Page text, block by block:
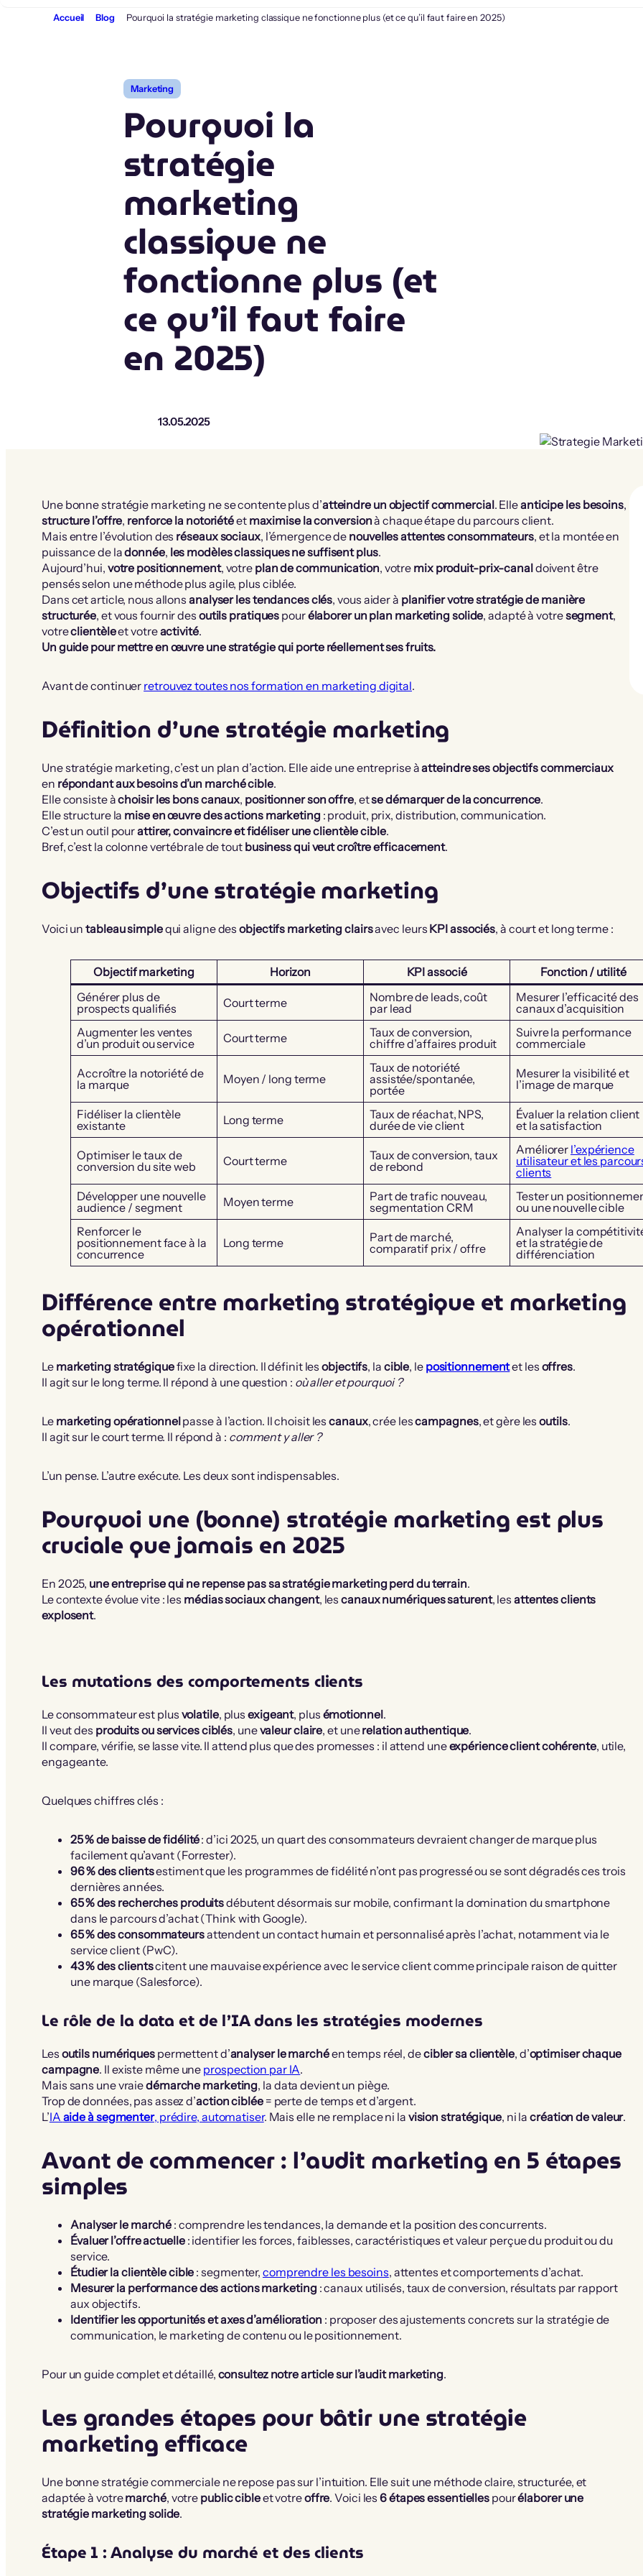
Accueil Blog Pourquoi la stratégie marketing classique ne fonctionne plus (et ce qu’il faut faire en 2025)
Marketing
Pourquoi la
stratégie
marketing
classique ne
fonctionne plus (et
ce qu’il faut faire
en 2025)
13.05.2025
Une bonne stratégie marketing ne se contente plus d’atteindre un objectif commercial. Elleanticipe les besoins,
structure l’offre, renforce la notoriétéet maximise la conversionà chaque étape du parcours client.
Mais entre l’évolution des réseaux sociaux, l’émergence de nouvelles attentes consommateurs, et la montée en
puissance de ladonnée, les modèles classiques ne suffisent plus.
Aujourd’hui, votre positionnement, votre plan de communication, votre mix produit-prix-canaldoivent être
pensés selon une méthode plus agile, plus ciblée.
Dans cet article, nous allons analyser les tendances clés, vous aider à planifier votre stratégie de manière
structurée, et vous fournir des outils pratiques pourélaborer un plan marketing solide, adapté à votresegment,
votreclientèleet votreactivité.
Un guide pour mettre en œuvre une stratégie qui porte réellement ses fruits.
Avant de continuer retrouvez toutes nos formation en marketing digital.
Définition d’une stratégie marketing
Une stratégie marketing, c’est un plan d’action. Elle aide une entreprise àatteindre ses objectifs commerciaux
en répondant aux besoins d’un marché cible.
Elle consiste àchoisir les bons canaux, positionner son offre, etse démarquer de la concurrence.
Elle structure la mise en œuvre des actions marketing : produit, prix, distribution, communication.
C’est un outil pourattirer, convaincre et fidéliser une clientèle cible.
Bref, c’est la colonne vertébrale de tout business qui veut croître efficacement.
Objectifs d’une stratégie marketing
Voici untableau simplequi aligne desobjectifs marketing clairsavec leurs KPI associés, à court et long terme :
Objectif marketing Horizon KPI associé
Fonction / utilité
Générer plus de
prospects qualifiés
Court terme
Nombre de leads, coût
par lead
Mesurer l’efficacité des
canaux d’acquisition
Augmenter les ventes
d’un produit ou service
Court terme
Taux de conversion,
chiffre d’affaires produit
Suivre la performance
commerciale
Accroître la notoriété de
la marque
Moyen / long terme
Taux de notoriété
assistée/spontanée,
portée
Mesurer la visibilité et
l’image de marque
Fidéliser la clientèle
existante
Long terme
Taux de réachat, NPS,
durée de vie client
Évaluer la relation client
et la satisfaction
Optimiser le taux de
conversion du site web
Court terme
Taux de conversion, taux
de rebond
Améliorer l’expérience
utilisateur et les
clients
Développer une nouvelle
audience / segment
Moyen terme
Part de trafic nouveau,
segmentation CRM
Tester un
ou une nouvelle cible
Renforcer le
positionnement face à la
concurrence
Long terme
Part de marché,
comparatif prix / offre
Analyser la
et la stratégie de
différenciation
Différence entre marketing stratégique et marketing
opérationnel
Le marketing stratégiquefixe la direction. Il définit lesobjectifs, la cible, le positionnementet les offres.
Il agit sur le long terme. Il répond à une question : où aller et pourquoi ?
Le marketing opérationnelpasse à l’action. Il choisit lescanaux, crée lescampagnes, et gère lesoutils.
Il agit sur le court terme. Il répond à : comment y aller ?
L’un pense. L’autre exécute. Les deux sont indispensables.
Pourquoi une (bonne) stratégie marketing est plus
cruciale que jamais en 2025
En 2025, une entreprise qui ne repense pas sa stratégie marketing perd du terrain.
Le contexte évolue vite : les médias sociaux changent, lescanaux numériques saturent, les attentes clients
explosent.
Les mutations des comportements clients
Le consommateur est plus volatile, plusexigeant, plus émotionnel.
Il veut des produits ou services ciblés, unevaleur claire, et unerelation authentique.
Il compare, vérifie, se lasse vite. Il attend plus que des promesses : il attend uneexpérience client cohérente, utile,
engageante.
Quelques chiffres clés :
25 % de baisse de fidélité: d’ici 2025, un quart des consommateurs devraient changer de marque plus
facilement qu’avant (Forrester).
96 % des clientsestiment que les programmes de fidélité n’ont pas progressé ou se sont dégradés ces trois
dernières années.
65 % des recherches produitsdébutent désormais sur mobile, confirmant la domination du smartphone
dans le parcours d’achat (Think with Google).
65 % des consommateursattendent un contact humain et personnalisé après l’achat, notamment via le
service client (PwC).
43 % des clientscitent une mauvaise expérience avec le service client comme principale raison de quitter
une marque (Salesforce).
Le rôle de la data et de l’IA dans les stratégies modernes
Les outils numériquespermettent d’analyser le marchéen temps réel, decibler sa clientèle, d’optimiser chaque
campagne. Il existe même une prospection par IA.
Mais sans une vraiedémarche marketing, la data devient un piège.
Trop de données, pas assez d’action ciblée= perte de temps et d’argent.
L’IA aide à segmenter, prédire, automatiser. Mais elle ne remplace ni la vision stratégique, ni lacréation de valeur.
Avant de commencer : l’audit marketing en 5 étapes
simples
Analyser le marché : comprendre les tendances, la demande et la position des concurrents.
Évaluer l’offre actuelle: identifier les forces, faiblesses, caractéristiques et valeur perçue du produit ou du
service.
Étudier la clientèle cible : segmenter,comprendre les besoins, attentes et comportements d’achat.
Mesurer la performance des actions marketing : canaux utilisés, taux de conversion, résultats par rapport
aux objectifs.
Identifier les opportunités et axes d’amélioration : proposer des ajustements concrets sur la stratégie de
communication, le marketing de contenu ou le positionnement.
Pour un guide complet et détaillé, consultez notre article sur l’audit marketing.
Les grandes étapes pour bâtir une stratégie
marketing efficace
Une bonne stratégie commerciale ne repose pas sur l’intuition. Elle suit une méthode claire, structurée, et
adaptée à votremarché, votre public cibleet votreoffre. Voici les6 étapes essentielles pourélaborer une
stratégie marketing solide.
Étape 1 : Analyse du marché et des clients